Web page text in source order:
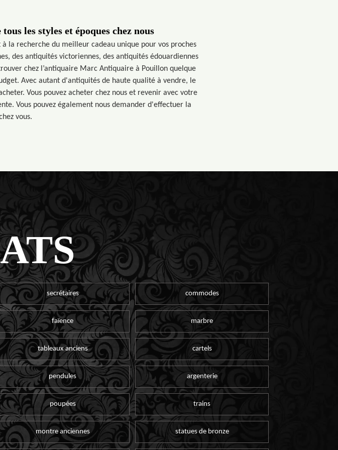
les styles et époques chez nous
la recherche du meilleur cadeau unique pour vos proches
des antiquités victoriennes, des antiquités édouardiennes
chez l’antiquaire Marc Antiquaire à Pouillon quelque
Avec autant d'antiquités de haute qualité à vendre, le
Vous pouvez acheter chez nous et revenir avec votre
Vous pouvez également nous demander d'effectuer la
vous.
secrétaires commodes
faïence marbre
tableaux anciens cartels
pendules argenterie
poupées trains
montre anciennes statues de bronze